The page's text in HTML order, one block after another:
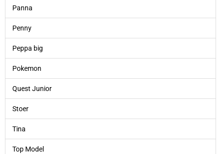
Panna
Penny
Peppa big
Pokemon
Quest Junior
Stoer
Tina
Top Model